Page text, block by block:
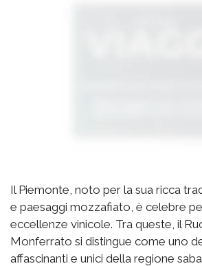
Il Piemonte, noto per la sua ricca
e paesaggi mozzafiato, è celebre
eccellenze vinicole. Tra queste, il
Monferrato si distingue come uno
affascinanti e unici della regione